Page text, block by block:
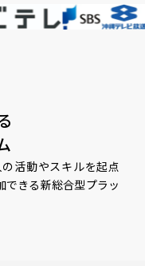
活動やスキルを起点
できる新総合型プラッ